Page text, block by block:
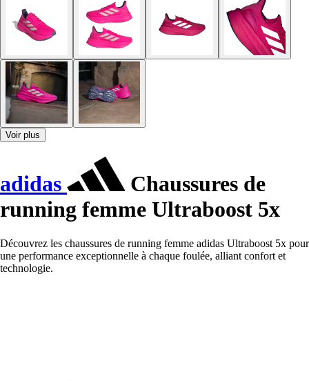
Voir plus
adidas
Chaussures de
running femme Ultraboost 5x
Découvrez les chaussures de running femme adidas Ultraboost 5x pour
une performance exceptionnelle à chaque foulée, alliant confort et
technologie.